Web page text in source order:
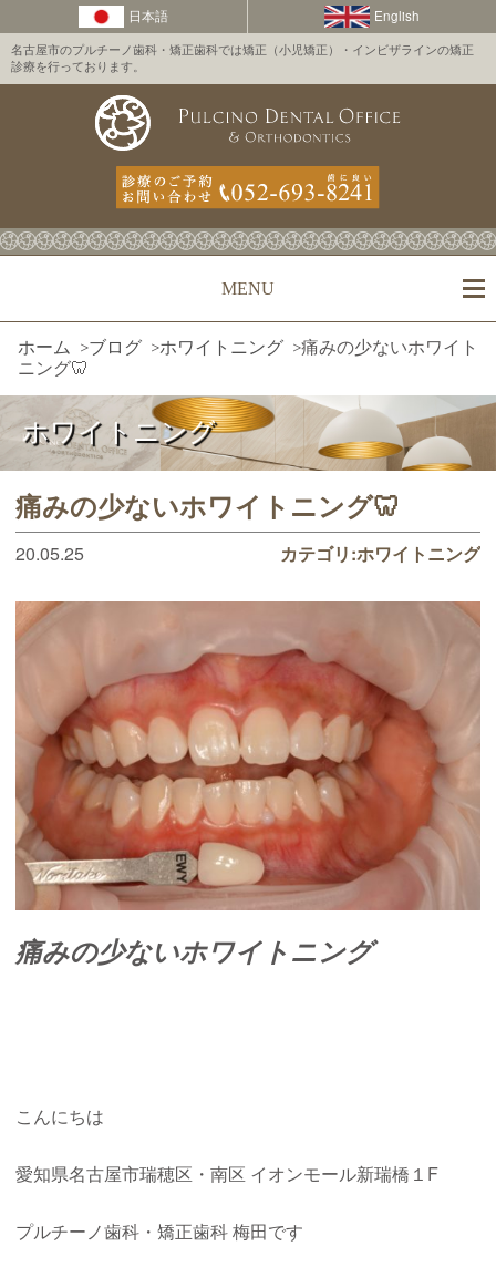
名古屋市のプルチーノ歯科・矯正歯科では矯正（小児矯正）・インビザラインの矯正
診療を行っております。
MENU
ホーム >ブログ >ホワイトニング >痛みの少ないホワイト
ニング🦷
ホワイトニング
痛みの少ないホワイトニング🦷
20.05.25 カテゴリ:ホワイトニング
痛みの少ないホワイトニング
こんにちは
愛知県名古屋市瑞穂区・南区 イオンモール新瑞橋１ F
プルチーノ歯科・矯正歯科梅田です